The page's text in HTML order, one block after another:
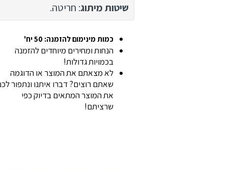
שיטות מיתוג: חריטה.
כמות מינימום להזמנה: 50 יח'
הנחות ומחירים מיוחדים להזמנה
בכמויות גדולות!
לא מצאתם את המוצר או הדוגמה
שאתם רוצים? דברו איתנו ונתפור
את המוצר המתאים בדיוק כפי
שרציתם!